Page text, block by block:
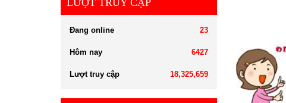
Đang online 23
Hôm nay 6427
Lượt truy cập 18,325,659